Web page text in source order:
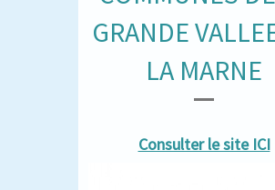
GRANDE
LA MARNE
Consulter le site ICI